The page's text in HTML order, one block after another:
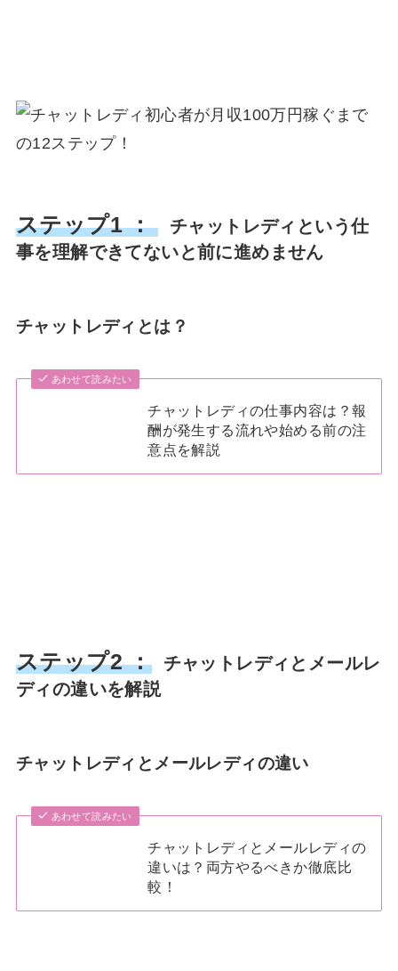
ステップ1 ：
チャットレディという仕
事を理解できてないと前に進めません
チャットレディとは？
あわせて読みたい
チャットレディの仕事内容は？報
酬が発生する流れや始める前の注
意点を解説
ステップ2 ：チャットレディとメールレ
ディの違いを解説
チャットレディとメールレディの違い
あわせて読みたい
チャットレディとメールレディの
違いは？両方やるべきか徹底比
較！